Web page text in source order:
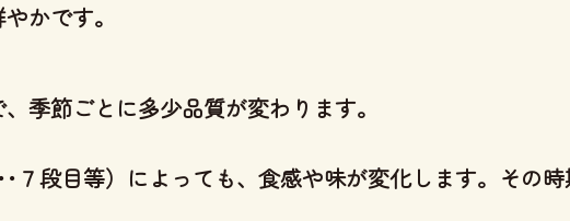
かです。
季節ごとに多少品質が変わります。
７段目等）によっても、食感や味が変化します。その